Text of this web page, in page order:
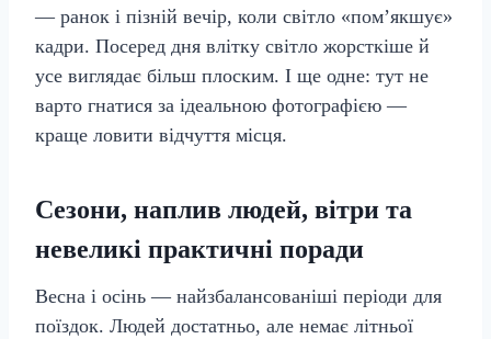
— ранок і пізній вечір, коли світло «пом’якшує»
кадри. Посеред дня влітку світло жорсткіше й
усе виглядає більш плоским. І ще одне: тут не
варто гнатися за ідеальною фотографією —
краще ловити відчуття місця.
Сезони, наплив людей, вітри та
невеликі практичні поради
Весна і осінь — найзбалансованіші періоди для
поїздок. Людей достатньо, але немає літньої